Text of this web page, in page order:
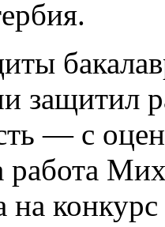
защитил
— с
работа
на